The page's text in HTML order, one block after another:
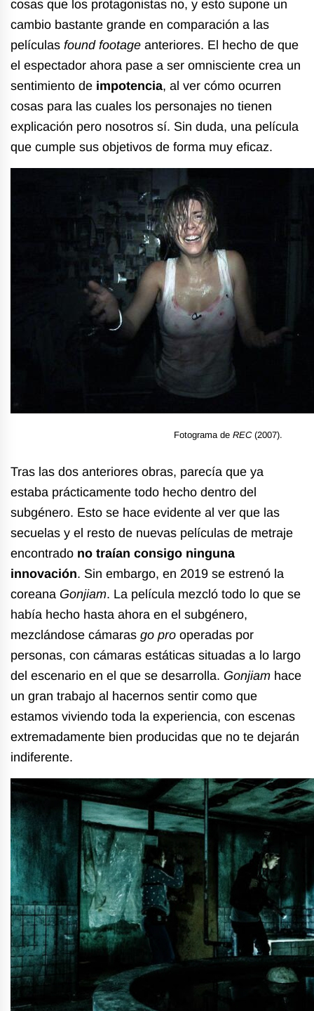
cosas que los protagonistas no, y esto supone un
cambio bastante grande en comparación a las
películas found footage anteriores. El hecho de que
el espectador ahora pase a ser omnisciente crea un
sentimiento de impotencia, al ver cómo ocurren
cosas para las cuales los personajes no tienen
explicación pero nosotros sí. Sin duda, una película
que cumple sus objetivos de forma muy eficaz.
Fotograma de REC(2007).
Tras las dos anteriores obras, parecía que ya
estaba prácticamente todo hecho dentro del
subgénero. Esto se hace evidente al ver que las
secuelas y el resto de nuevas películas de metraje
encontrado no traían consigo ninguna
innovación. Sin embargo, en 2019 se estrenó la
coreana Gonjiam. La película mezcló todo lo que se
había hecho hasta ahora en el subgénero,
mezclándose cámaras go pro operadas por
personas, con cámaras estáticas situadas a lo largo
del escenario en el que se desarrolla. Gonjiam hace
un gran trabajo al hacernos sentir como que
estamos viviendo toda la experiencia, con escenas
extremadamente bien producidas que no te dejarán
indiferente.